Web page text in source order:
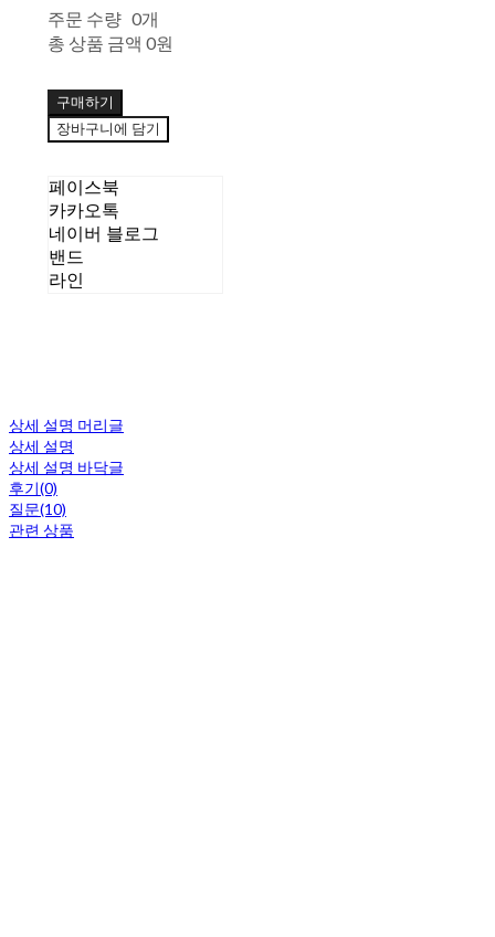
주문 수량 0개
총 상품 금액 0원
구매하기
장바구니에 담기
페이스북
카카오톡
네이버 블로그
밴드
라인
상세 설명 머리글
상세 설명
상세 설명 바닥글
후기(0)
질문(10)
관련 상품